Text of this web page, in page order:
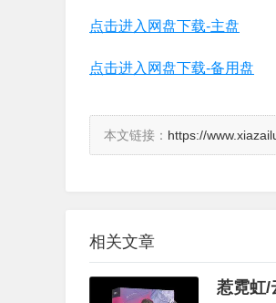
点击进入网盘下载-主盘
点击进入网盘下载-备用盘
本文链接： https://
相关文章
惹霓虹/